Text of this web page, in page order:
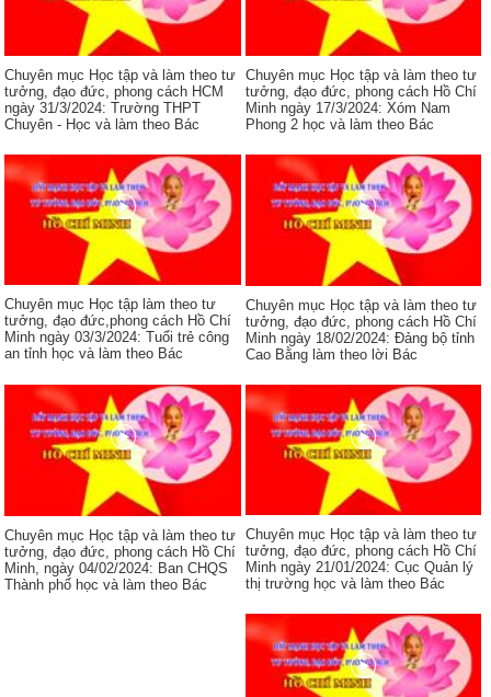
Chuyên mục Học tập và làm theo tư
tưởng, đạo đức, phong cách HCM
ngày 31/3/2024: Trường THPT
Chuyên - Học và làm theo Bác
Chuyên mục Học tập và làm theo tư
tưởng, đạo đức, phong cách Hồ Chí
Minh ngày 17/3/2024: Xóm Nam
Phong 2 học và làm theo Bác
Chuyên mục Học tập làm theo tư
tưởng, đạo đức,phong cách Hồ Chí
Minh ngày 03/3/2024: Tuổi trẻ công
an tỉnh học và làm theo Bác
Chuyên mục Học tập và làm theo tư
tưởng, đạo đức, phong cách Hồ Chí
Minh ngày 18/02/2024: Đảng bộ tỉnh
Cao Bằng làm theo lời Bác
Chuyên mục Học tập và làm theo tư
tưởng, đạo đức, phong cách Hồ Chí
Minh, ngày 04/02/2024: Ban CHQS
Thành phố học và làm theo Bác
Chuyên mục Học tập và làm theo tư
tưởng, đạo đức, phong cách Hồ Chí
Minh ngày 21/01/2024: Cục Quản lý
thị trường học và làm theo Bác